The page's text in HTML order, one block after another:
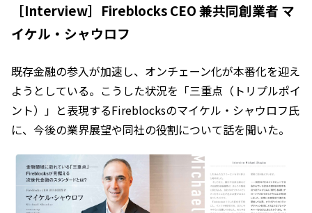
［Interview］Fireblocks CEO 兼共同創業者 マ
イケル・シャウロフ
既存金融の参入が加速し、オンチェーン化が本番化を迎え
ようとしている。こうした状況を「三重点（トリプルポイ
ント）」と表現するFireblocksのマイケル・シャウロフ氏
に、今後の業界展望や同社の役割について話を聞いた。